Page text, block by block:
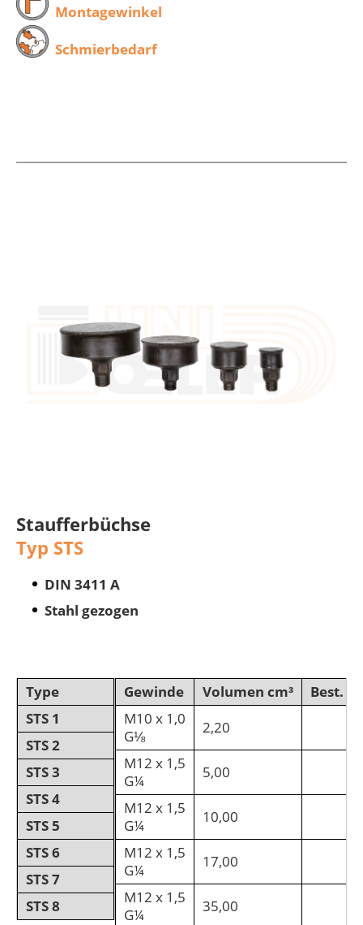
Montagewinkel
Schmierbedarf
Staufferbüchse
Typ STS
DIN 3411 A
Stahl gezogen
Gewinde Volumen cm³
Best.
M10 x 1,0
G⅛
2,20
M12 x 1,5
G¼
5,00
M12 x 1,5
G¼
10,00
M12 x 1,5
G¼
17,00
M12 x 1,5
G¼
35,00
Type
STS 1
STS 2
STS 3
STS 4
STS 5
STS 6
STS 7
STS 8